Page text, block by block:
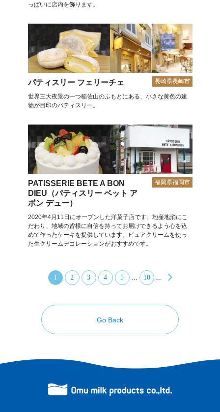
っぱいに店内を飾ります。
パティスリー フェリーチェ 長崎県長崎市
世界三大夜景の一つ稲佐山のふもとにある、小さな黄色の建
物が目印のパティスリー。
PATISSERIE BETE A BON
DIEU（パティスリー ベット ア
ボン デュー）
福岡県福岡市
2020年4月11日にオープンした洋菓子店です。地産地消にこ
だわり、地域の皆様に自信を持ってお届けできるよう心を込
めて作ったケーキを提供しています。ピュアクリームを使っ
た生クリームデコレーションがおすすめです。
1 2 3 4 5 10
Go Back